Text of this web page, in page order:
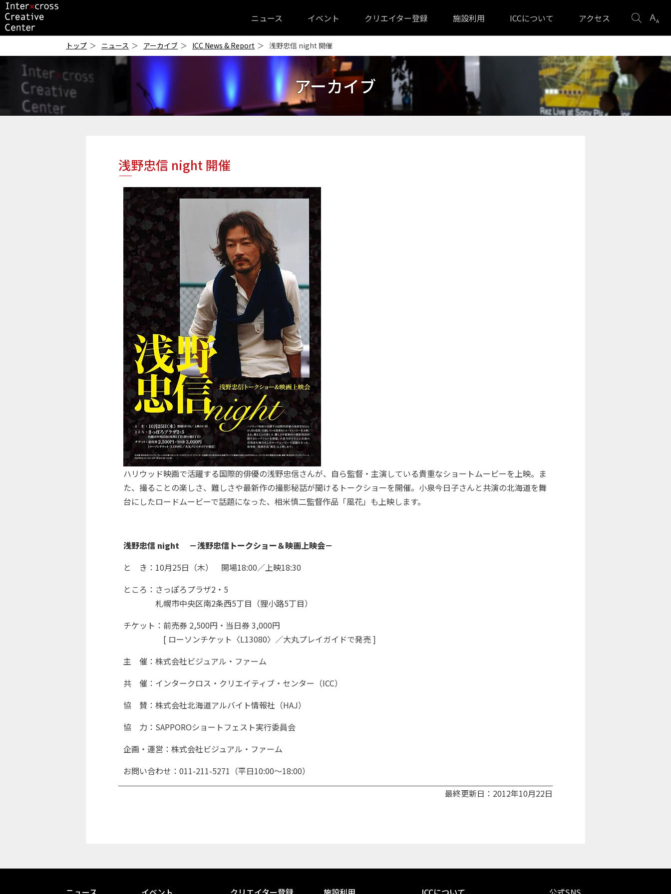
ICC
ニュース イベント クリエイター登録 施設利用 ICCについて アクセス
検
表
設
トップ ニュース アーカイブ ICC News & Report 浅野忠信 night 開催
アーカイブ
浅野忠信 night 開催
ハリウッド映画で活躍する国際的俳優の浅野忠信さんが、自ら監督・主演している貴重なショートムービーを上映。ま
た、撮ることの楽しさ、難しさや最新作の撮影秘話が聞けるトークショーを開催。小泉今日子さんと共演の北海道を舞
台にしたロードムービーで話題になった、相米慎二監督作品「風花」も上映します。
浅野忠信 night －浅野忠信トークショー＆映画上映会－
と き：10月25日（木） 開場18:00／上映18:30
ところ：さっぽろプラザ2・5
札幌市中央区南2条西5丁目（狸小路5丁目）
チケット：前売券 2,500円・当日券 3,000円
[ ローソンチケット〈L13080〉／大丸プレイガイドで発売 ]
主 催：株式会社ビジュアル・ファーム
共 催：インタークロス・クリエイティブ・センター（ICC）
協 賛：株式会社北海道アルバイト情報社（HAJ）
協 力：SAPPOROショートフェスト実行委員会
企画・運営：株式会社ビジュアル・ファーム
お問い合わせ：011-211-5271（平日10:00～18:00）
最終更新日：2012年10月22日